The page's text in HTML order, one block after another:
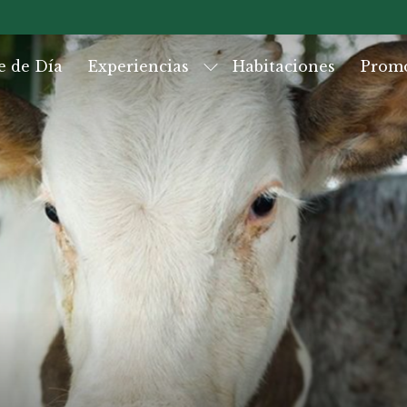
de Día Experiencias Habitaciones